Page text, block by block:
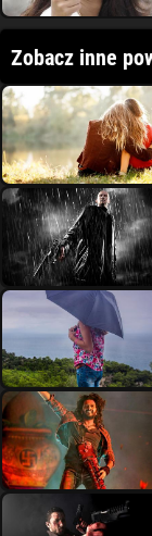
Zobacz inne